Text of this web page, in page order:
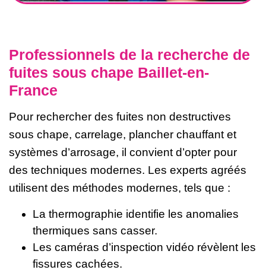
Professionnels de la recherche de
fuites sous chape Baillet-en-
France
Pour rechercher des fuites non destructives
sous chape, carrelage, plancher chauffant et
systèmes d’arrosage, il convient d’opter pour
des techniques modernes. Les experts agréés
utilisent des méthodes modernes, tels que :
La thermographie identifie les anomalies
thermiques sans casser.
Les caméras d’inspection vidéo révèlent les
fissures cachées.